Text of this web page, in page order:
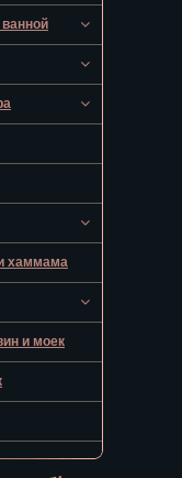
хаммама
и моек